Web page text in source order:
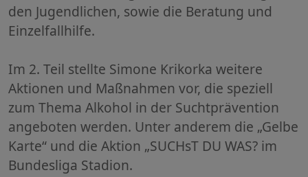
den Jugendlichen, sowie die Beratung und
Einzelfallhilfe.
Im 2. Teil stellte Simone Krikorka weitere
Aktionen und Maßnahmen vor, die speziell
zum Thema Alkohol in der Suchtprävention
angeboten werden. Unter anderem die „Gelbe
Karte“ und die Aktion „SUCHsT DU WAS? im
Bundesliga Stadion.